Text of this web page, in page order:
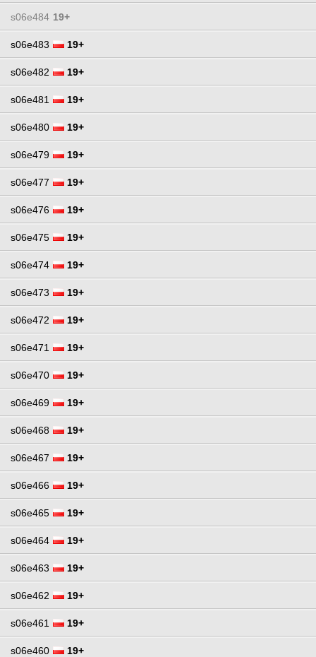
s06e484 19+
s06e483 19+
s06e482 19+
s06e481 19+
s06e480 19+
s06e479 19+
s06e477 19+
s06e476 19+
s06e475 19+
s06e474 19+
s06e473 19+
s06e472 19+
s06e471 19+
s06e470 19+
s06e469 19+
s06e468 19+
s06e467 19+
s06e466 19+
s06e465 19+
s06e464 19+
s06e463 19+
s06e462 19+
s06e461 19+
s06e460 19+